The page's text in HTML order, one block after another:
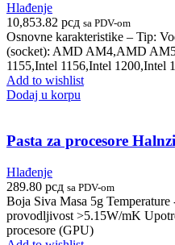
Hlađenje
10,853.82 рсд sa PDV-om
Osnovne karakteristike – Tip:
(socket): AMD AM4,AMD
1155,Intel 1156,Intel 1200,Intel
Add to wishlist
Dodaj u korpu
Pasta za procesore
Hlađenje
289.80 рсд sa PDV-om
Boja Siva Masa 5g Temperature
provodljivost >5.15W/mK
procesore (GPU)